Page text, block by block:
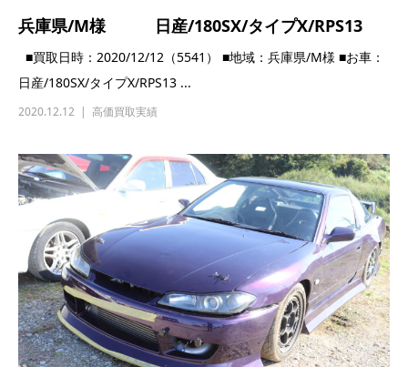
兵庫県/M様 日産/180SX/タイプX/RPS13
■買取日時：2020/12/12（5541） ■地域：兵庫県/M様 ■お車：
日産/180SX/タイプX/RPS13 ...
2020.12.12 高価買取実績